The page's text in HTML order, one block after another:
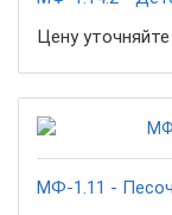
Цену уточняйте
МФ-1.11 -